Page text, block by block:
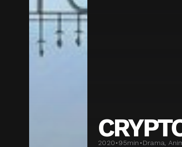
2020•95min •Drama,